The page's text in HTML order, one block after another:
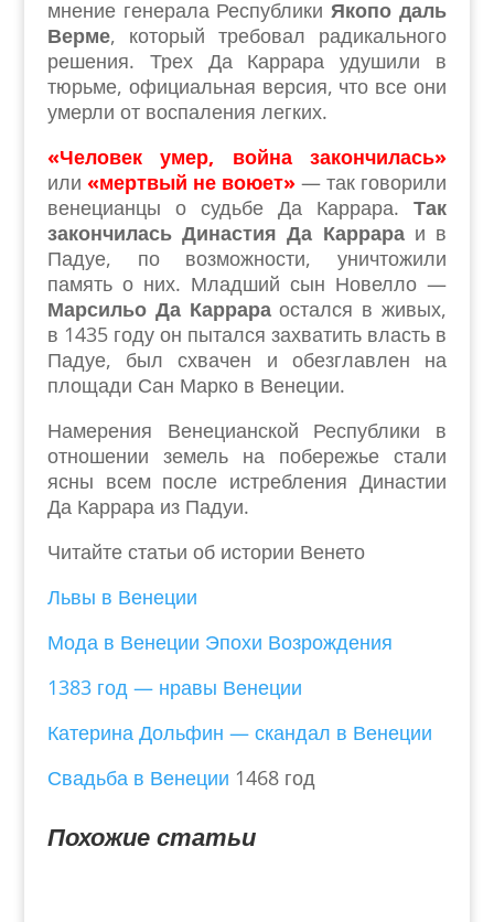
мнение генерала Республики Якопо даль
Верме, который требовал радикального
решения. Трех Да Каррара удушили в
тюрьме, официальная версия, что все они
умерли от воспаления легких.
«Человек умер, война закончилась»
или «мертвый не воюет» — так говорили
венецианцы о судьбе Да Каррара.Так
закончилась Династия Да Каррараи в
Падуе, по возможности, уничтожили
память о них. Младший сын Новелло —
Марсильо Да Каррараостался в живых,
в 1435 году он пытался захватить власть в
Падуе, был схвачен и обезглавлен на
площади Сан Марко в Венеции.
Намерения Венецианской Республики в
отношении земель на побережье стали
ясны всем после истребления Династии
Да Каррара из Падуи.
Читайте статьи об истории Венето
Львы в Венеции
Мода в Венеции Эпохи Возрождения
1383 год — нравы Венеции
Катерина Дольфин — скандал в Венеции
Свадьба в Венеции 1468 год
Похожие статьи